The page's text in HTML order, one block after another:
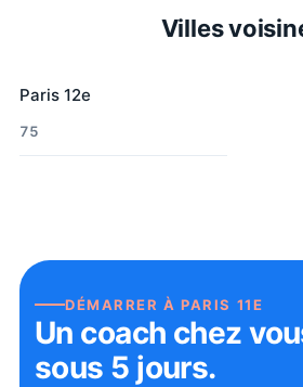
Villes
Paris 12e
75
DÉMARRER ÀPARIS 11E
Un coach chez
sous 5 jours.